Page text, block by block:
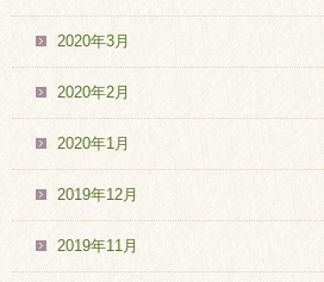
2020年3月
2020年2月
2020年1月
2019年12月
2019年11月